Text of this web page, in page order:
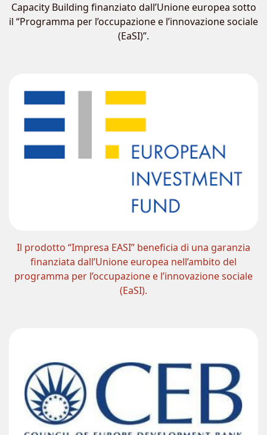
Capacity Building finanziato dall’Unione europea sotto
il “Programma per l’occupazione e l’innovazione sociale
(EaSI)”.
Il prodotto “Impresa EASI” beneficia di una garanzia
finanziata dall’Unione europea nell’ambito del
programma per l’occupazione e l’innovazione sociale
(EaSI).